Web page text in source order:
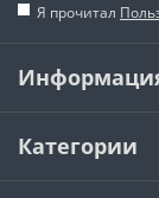
Я прочитал
Категории